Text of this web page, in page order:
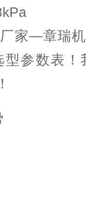
家—章瑞
参数表！